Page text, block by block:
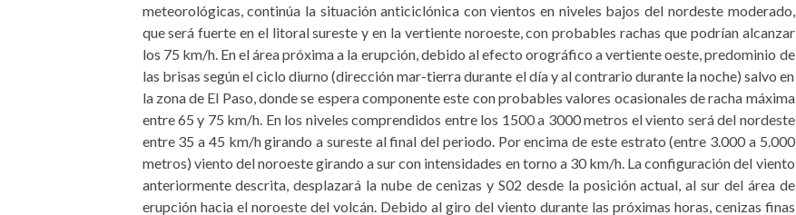
meteorológicas, continúa la situación anticiclónica con vientos en niveles bajos del nordeste moderado,
que será fuerte en el litoral sureste y en la vertiente noroeste, con probables rachas que podrían alcanzar
los 75 km/h. En el área próxima a la erupción, debido al efecto orográfico a vertiente oeste, predominio de
las brisas según el ciclo diurno (dirección mar-tierra durante el día y al contrario durante la noche) salvo en
la zona de El Paso, donde se espera componente este con probables valores ocasionales de racha máxima
entre 65 y 75 km/h. En los niveles comprendidos entre los 1500 a 3000 metros el viento será del nordeste
entre 35 a 45 km/h girando a sureste al final del periodo. Por encima de este estrato (entre 3.000 a 5.000
metros) viento del noroeste girando a sur con intensidades en torno a 30 km/h. La configuración del viento
anteriormente descrita, desplazará la nube de cenizas y S02 desde la posición actual, al sur del área de
erupción hacia el noroeste del volcán. Debido al giro del viento durante las próximas horas, cenizas finas